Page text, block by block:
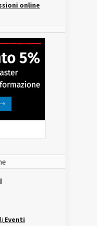
online
Eventi